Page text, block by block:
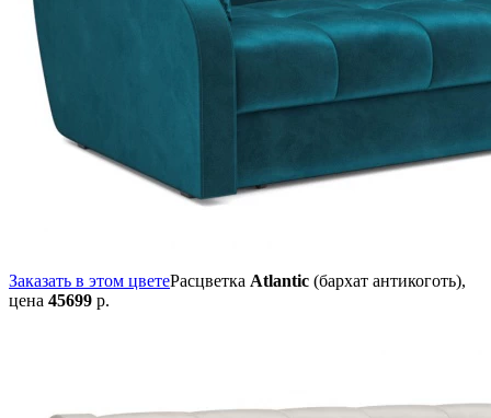
Заказать в этом цветеРасцветка Atlantic (бархат антикоготь),
цена 45699 р.